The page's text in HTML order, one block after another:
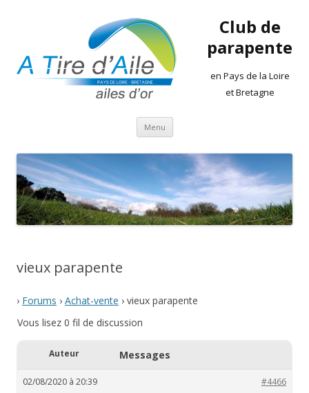
Club de
parapente
en Pays de la Loire
et Bretagne
Menu Aller
contenu
vieux parapente
› Forums › Achat-vente › vieux parapente
Vous lisez 0 fil de discussion
Auteur Messages
02/08/2020 à 20:39 #4466